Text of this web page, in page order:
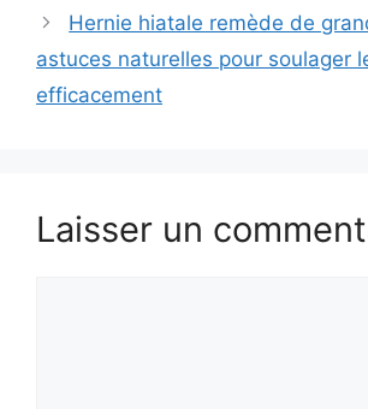
Hernie hiatale remède de
astuces naturelles pour soulager
efficacement
Laisser un